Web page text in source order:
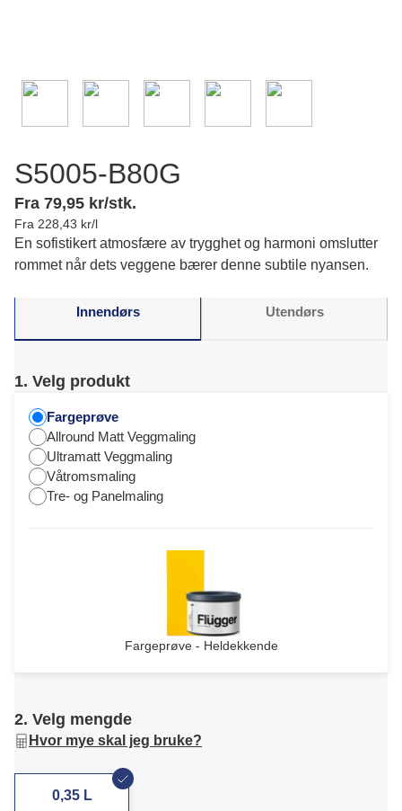
S5005-B80G
Fra 79,95 kr/stk.
Fra 228,43 kr/l
En sofistikert atmosfære av trygghet og harmoni omslutter
rommet når dets veggene bærer denne subtile nyansen.
Innendørs Utendørs
1. Velg produkt
Fargeprøve
Allround Matt Veggmaling
Ultramatt Veggmaling
Våtromsmaling
Tre- og Panelmaling
Fargeprøve - Heldekkende
2. Velg mengde
Hvor mye skal jeg bruke?
0,35 L